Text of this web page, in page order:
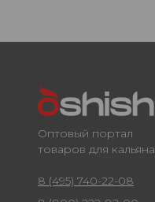
Оптовый портал
товаров для кальяна
8 (495) 740-22-08